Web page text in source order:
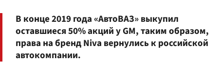
В конце 2019 года «АвтоВАЗ» выкупил
оставшиеся 50% акций у GM, таким образом,
права на бренд Niva вернулись к российской
автокомпании.